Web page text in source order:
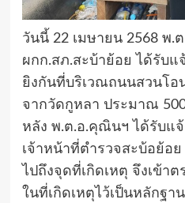
วันนี้ 22 เมษายน 2568 พ
ผกก.สภ.สะบ้าย้อย ได้รับแ
ยิงกันที่บริเวณถนนสวนโอ
จากวัดกูหลา ประมาณ
หลัง พ.ต.อ.คุณินฯ ได้รับแ
เจ้าหน้าที่ตำรวจสะบ้อย้อ
ไปถึงจุดที่เกิดเหตุ จึงเข้า
ในที่เกิดเหตุไว้เป็นหลักฐาน